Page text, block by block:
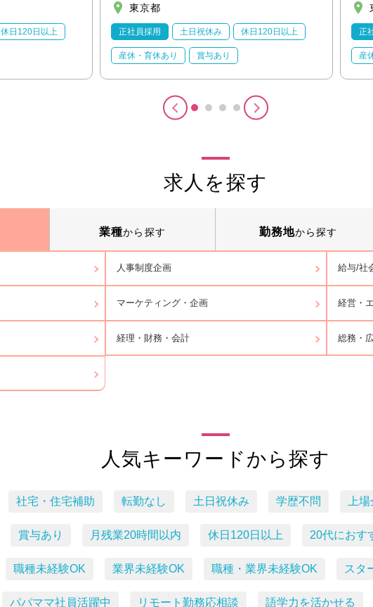
休日120日以上
東京都
正社員採用 土日祝休み 休日120日以上
産休・育休あり 賞与あり
正
産
求人を探す
業種から探す 勤務地から探す
人事制度企画 給与/社
マーケティング・企画 経営・
経理・財務・会計 総務・
人気キーワードから探す
社宅・住宅補助 転勤なし 土日祝休み 学歴不問 上
賞与あり 月残業20時間以内 休日120日以上 20代におす
職種未経験OK 業界未経験OK 職種・業界未経験OK スタ
パパママ社員活躍中 リモート勤務応相談 語学力を活かせる